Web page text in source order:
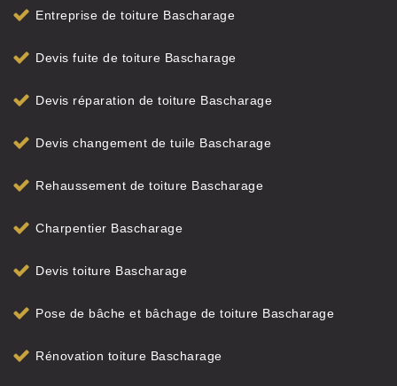
Entreprise de toiture Bascharage
Devis fuite de toiture Bascharage
Devis réparation de toiture Bascharage
Devis changement de tuile Bascharage
Rehaussement de toiture Bascharage
Charpentier Bascharage
Devis toiture Bascharage
Pose de bâche et bâchage de toiture Bascharage
Rénovation toiture Bascharage